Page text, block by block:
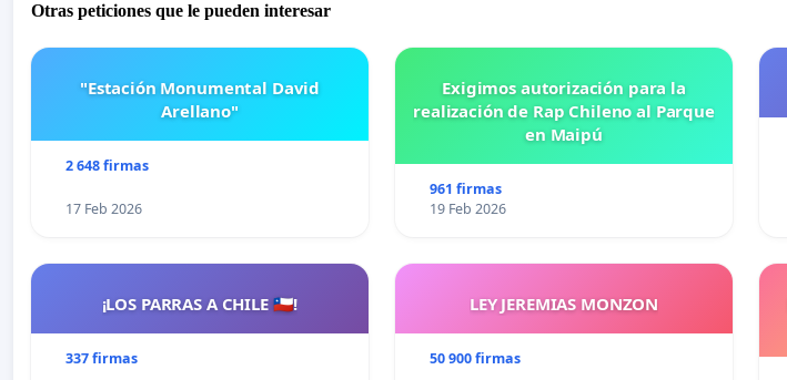
Otras peticiones que le pueden interesar
"Estación Monumental David
Arellano"
2 648 firmas
17 Feb 2026
Exigimos autorización para la
realización de Rap Chileno al Parque
en Maipú
961 firmas
19 Feb 2026
¡LOS PARRAS A CHILE 🇨🇱!
337 firmas
LEY JEREMIAS MONZON
50 900 firmas